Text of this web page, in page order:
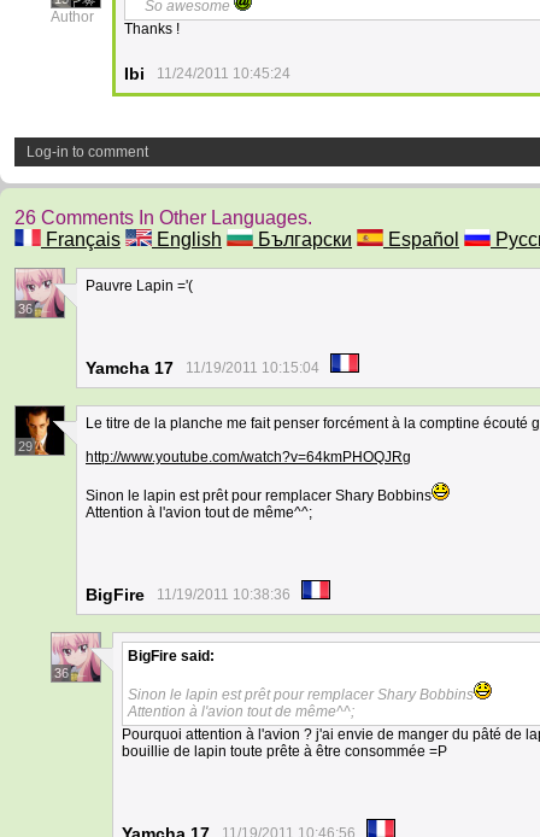
Author
So awesome
Thanks !
Ibi 11/24/2011 10:45:24
Log-in to comment
26 Comments In Other Languages.
Français
English Български Español
36
Pauvre Lapin ='(
Yamcha 17 11/19/2011 10:15:04
29
Le titre de la planche me fait penser forcément à la comptine écouté
http://www.youtube.com/watch?v=64kmPHOQJRg
Sinon le lapin est prêt pour remplacer Shary Bobbins
Attention à l'avion tout de même^^;
BigFire 11/19/2011 10:38:36
36
BigFire said:
Sinon le lapin est prêt pour remplacer Shary Bobbins
Attention à l'avion tout de même^^;
Pourquoi attention à l'avion ? j'ai envie de manger du pâté de
bouillie de lapin toute prête à être consommée =P
11/19/2011 10:46:56